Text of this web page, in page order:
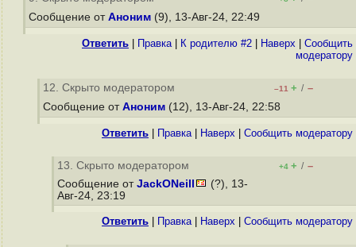
Сообщение от Аноним (9), 13-Авг-24, 22:49
Ответить Правка| К родителю #2 Наверх
Cообщить
модератору
12. Скрыто модератором –11 + / –
Сообщение от Аноним (12), 13-Авг-24, 22:58
Ответить Правка| Наверх Cообщить модератору
13. Скрыто модератором +4 + / –
Сообщение от JackONeill
(?), 13-
Авг-24, 23:19
Ответить Правка| Наверх Cообщить модератору